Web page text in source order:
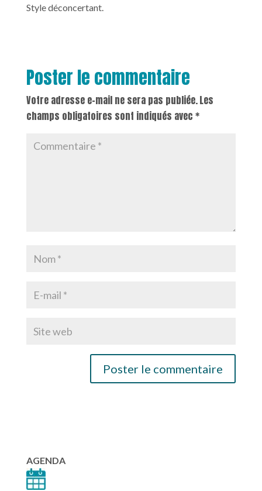
Style déconcertant.
Poster le commentaire
Votre adresse e-mail ne sera pas publiée.Les
champs obligatoires sont indiqués avec *
AGENDA